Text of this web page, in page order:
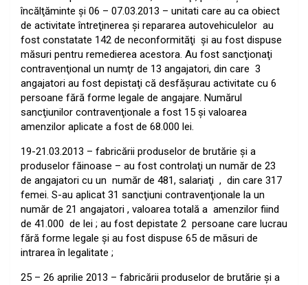
încălţăminte şi 06 – 07.03.2013 – unitati care au ca obiect
de activitate întreţinerea şi repararea autovehiculelor au
fost constatate 142 de neconformităţi şi au fost dispuse
măsuri pentru remedierea acestora. Au fost sancţionaţi
contravenţional un numţr de 13 angajatori, din care 3
angajatori au fost depistaţi că desfăşurau activitate cu 6
persoane fără forme legale de angajare. Numărul
sancţiunilor contravenţionale a fost 15 şi valoarea
amenzilor aplicate a fost de 68.000 lei.
19-21.03.2013 – fabricării produselor de brutărie şi a
produselor făinoase – au fost controlaţi un număr de 23
de angajatori cu un număr de 481, salariaţi , din care 317
femei. S-au aplicat 31 sancţiuni contravenţionale la un
număr de 21 angajatori , valoarea totală a amenzilor fiind
de 41.000 de lei ; au fost depistate 2 persoane care lucrau
fără forme legale şi au fost dispuse 65 de măsuri de
intrarea în legalitate ;
25 – 26 aprilie 2013 – fabricării produselor de brutărie şi a